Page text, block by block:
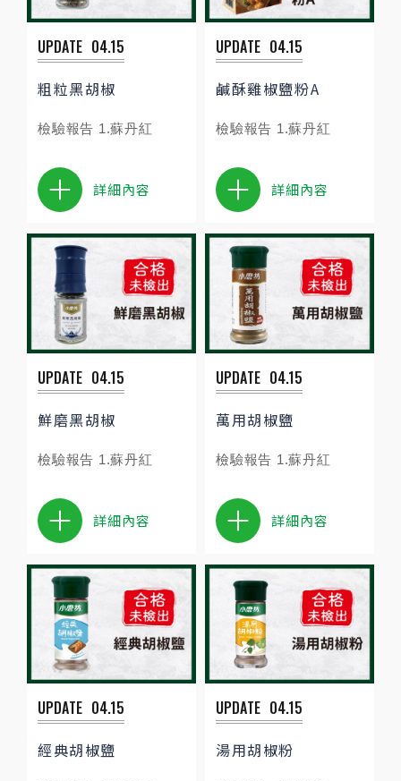
UPDATE 04.15
粗粒黑胡椒
檢驗報告 1.蘇丹紅
詳細內容
UPDATE 04.15
鹹酥雞椒鹽粉A
檢驗報告 1.蘇丹紅
詳細內容
UPDATE 04.15
鮮磨黑胡椒
檢驗報告 1.蘇丹紅
詳細內容
UPDATE 04.15
萬用胡椒鹽
檢驗報告 1.蘇丹紅
詳細內容
UPDATE 04.15
經典胡椒鹽
UPDATE 04.15
湯用胡椒粉